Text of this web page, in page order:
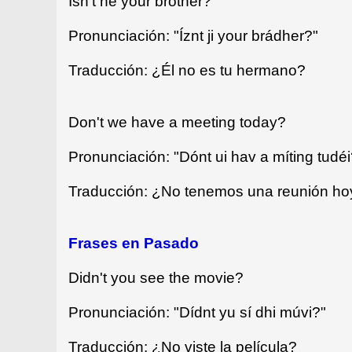
Pronunciación: "Íznt ji your brádher?"
Traducción: ¿Él no es tu hermano?
Don't we have a meeting today?
Pronunciación: "Dónt ui hav a míting
Traducción: ¿No tenemos una reunión
Frases en Pasado
Didn't you see the movie?
Pronunciación: "Dídnt yu sí dhi múvi?"
Traducción: ¿No viste la película?